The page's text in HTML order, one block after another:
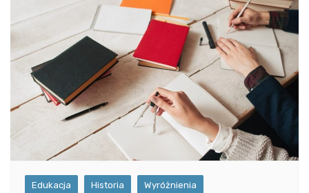
Edukacja Historia Wyróżnienia